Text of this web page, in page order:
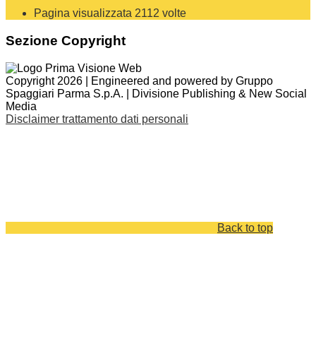
Pagina visualizzata 2112 volte
Sezione Copyright
Copyright 2026 | Engineered and powered by Gruppo
Spaggiari Parma S.p.A. | Divisione Publishing & New Social
Media
Disclaimer trattamento dati personali
Back to top